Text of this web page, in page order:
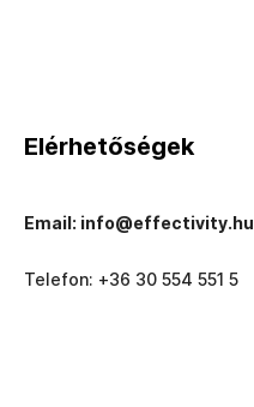
Elérhetőségek
Email: info@effectivity.hu
Telefon: +36 30 554 551 5